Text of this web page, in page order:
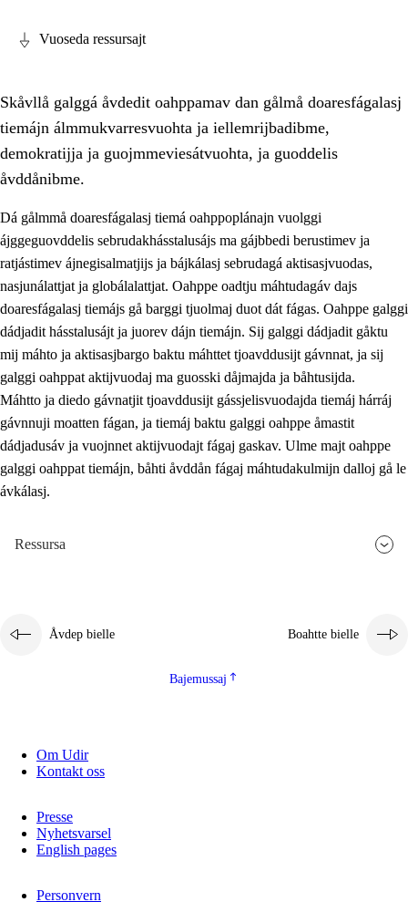
2. Prinsihpa oahppama, åvddånahttema ja ávddama hárráj
Sosiála oahppam ja åvddånibme
2.2 Máhtudahka fágáj hárráj
Vuodulasj tjehpudagá
2.4 Oahppat oahppat
Doaresfágalasj tiemá
2.5 Doaresfágalasj tiemá
Vuoseda ressursajt
Skåvllå galggá åvdedit oahppamav dan gålmå doaresfágalasj
tiemájn álmmukvarresvuohta ja iellemrijbadibme,
demokratijja ja guojmmeviesátvuohta, ja guoddelis
åvddånibme.
Dá gålmmå doaresfágalasj tiemá oahppoplánajn vuolggi
ájggeguovddelis sebrudakhásstalusájs ma gájbbedi berustimev ja
ratjástimev ájnegisalmatjijs ja bájkálasj sebrudagá aktisasjvuodas,
nasjunálattjat ja globálalattjat. Oahppe oadtju máhtudagáv dajs
doaresfágalasj tiemájs gå barggi tjuolmaj duot dát fágas. Oahppe galggi
dádjadit hásstalusájt ja juorev dájn tiemájn. Sij galggi dádjadit gåktu
mij máhto ja aktisasjbargo baktu máhttet tjoavddusijt gávnnat, ja sij
galggi oahppat aktijvuodaj ma guosski dåjmajda ja båhtusijda.
Máhtto ja diedo gávnatjit tjoavddusijt gássjelisvuodajda tiemáj hárráj
gávnnuji moatten fágan, ja tiemáj baktu galggi oahppe åmastit
dádjadusáv ja vuojnnet aktijvuodajt fágaj gaskav. Ulme majt oahppe
galggi oahppat tiemájn, båhti åvddån fágaj máhtudakulmijn dalloj gå le
ávkálasj.
Ressursa
Åvdep bielle Boahtte bielle
Bajemussaj
Om Udir
Kontakt oss
Presse
Nyhetsvarsel
English pages
Personvern